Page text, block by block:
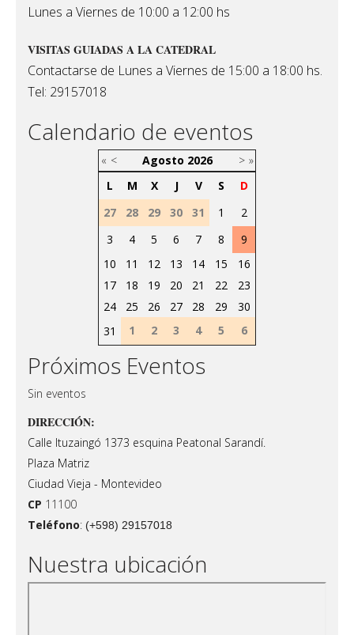
Lunes a Viernes de 10:00 a 12:00 hs
VISITAS GUIADAS A LA CATEDRAL
Contactarse de Lunes a Viernes de 15:00 a 18:00 hs.
Tel: 29157018
Calendario de eventos
« < Agosto 2026 > »
L
M X J V S
D
27
28 29 30 31 1
2
3
4 5 6 7 8
9
10
11 12 13 14 15
16
17
18 19 20 21 22
23
24
25 26 27 28 29
30
31
1 2 3 4 5 6
Próximos Eventos
Sin eventos
DIRECCIÓN:
Calle Ituzaingó 1373 esquina Peatonal Sarandí.
Plaza Matriz
Ciudad Vieja - Montevideo
CP 11100
Teléfono: (+598) 29157018
Nuestra ubicación